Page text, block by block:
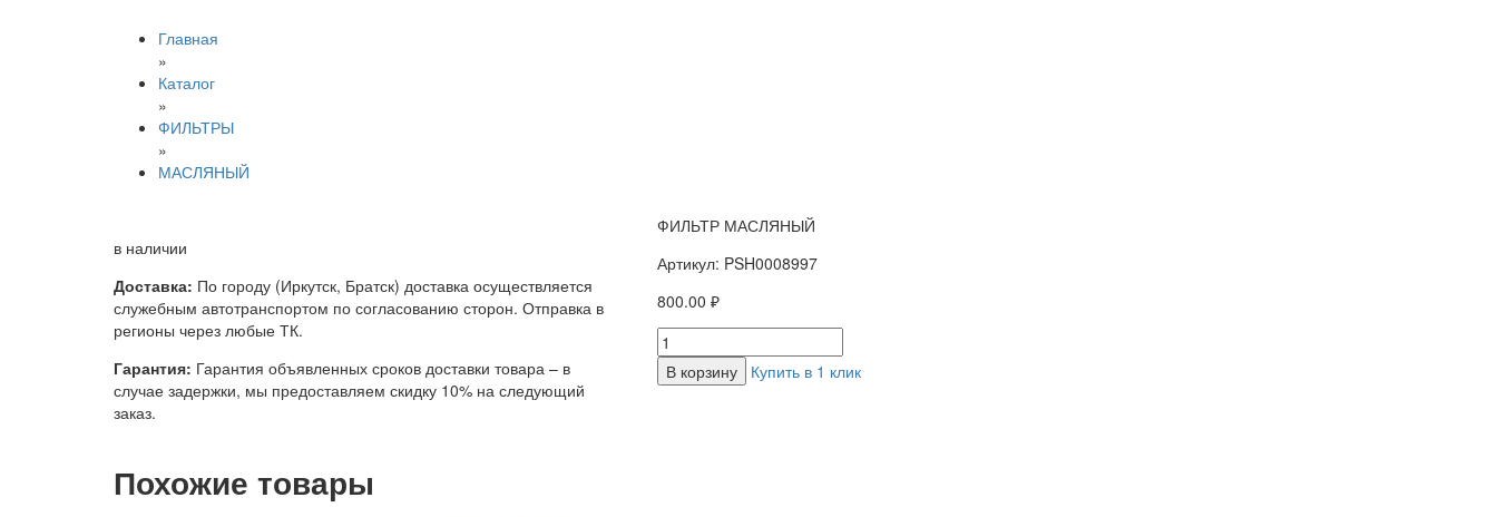
Главная
»
Каталог
»
ФИЛЬТРЫ
»
МАСЛЯНЫЙ
в наличии
Доставка: По городу (Иркутск, Братск) доставка осуществляется
служебным автотранспортом по согласованию сторон. Отправка в
регионы через любые ТК.
Гарантия: Гарантия объявленных сроков доставки товара – в
случае задержки, мы предоставляем скидку 10% на следующий
заказ.
ФИЛЬТР МАСЛЯНЫЙ
Артикул: PSH0008997
800.00 ₽
В корзину Купить в 1 клик
Похожие товары